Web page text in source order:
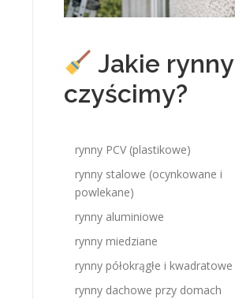
Jakie rynny
czyścimy?
rynny PCV (plastikowe)
rynny stalowe (ocynkowane i
powlekane)
rynny aluminiowe
rynny miedziane
rynny półokrągłe i kwadratowe
rynny dachowe przy domach